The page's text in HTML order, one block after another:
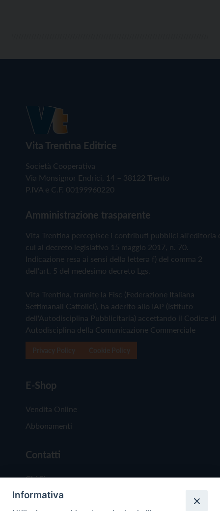
Vita Trentina Editrice
Società Cooperativa
Via Monsignor Endrici, 14 – 38122 Trento
P.IVA e C.F. 00199960220
Amministrazione trasparente
Vita Trentina percepisce i contributi pubblici all'editoria
cui al decreto legislativo 15 maggio 2017, n. 70.
Indicazione resa ai sensi della lettera f) del comma 2
dell'art. 5 del medesimo decreto Lgs.
Vita Trentina, tramite la Fisc (Federazione Italiana
Settimanali Cattolici), ha aderito allo IAP (Istituto
dell'Autodisciplina Pubblicitaria) accettando il Codice di
Autodisciplina della Comunicazione Commerciale
E-Shop
Vendita Online
Abbonamenti
Contatti
Chi Siamo
Redazione
Informativa